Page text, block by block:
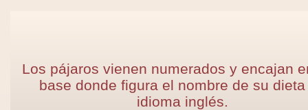
Los pájaros vienen numerados y encajan
base donde figura el nombre de su dieta
idioma inglés.